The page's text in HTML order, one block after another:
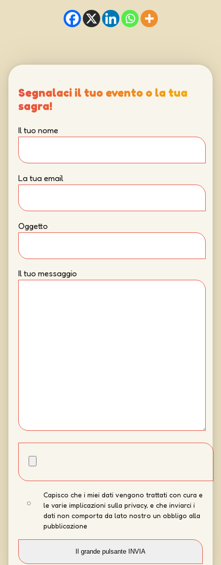
Segnalaci il tuo evento o la tua
sagra!
Il tuo nome
La tua email
Oggetto
Il tuo messaggio
Capisco che i miei dati vengono trattati con cura e
le varie implicazioni sulla privacy, e che inviarci i
dati non comporta da lato nostro un obbligo alla
pubblicazione